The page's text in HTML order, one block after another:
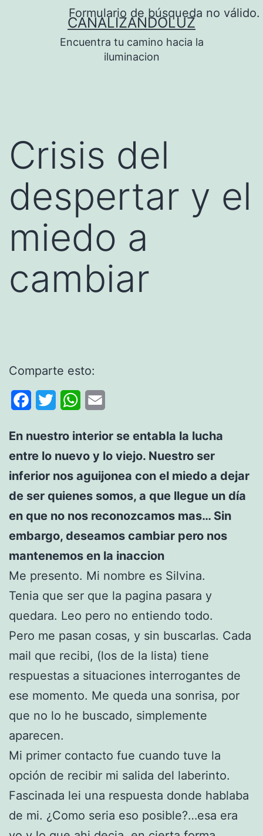
Formulario de búsqueda no válido.
CANALIZANDOLUZ
Encuentra tu camino hacia la
iluminacion
Crisis del
despertar y el
miedo a
cambiar
Comparte esto:
Facebook
Twitter WhatsApp
En nuestro interior se entabla la lucha
entre lo nuevo y lo viejo. Nuestro ser
inferior nos aguijonea con el miedo a dejar
de ser quienes somos, a que llegue un día
en que no nos reconozcamos mas… Sin
embargo, deseamos cambiar pero nos
mantenemos en la inaccion
Me presento. Mi nombre es Silvina.
Tenia que ser que la pagina pasara y
quedara. Leo pero no entiendo todo.
Pero me pasan cosas, y sin buscarlas. Cada
mail que recibi, (los de la lista) tiene
respuestas a situaciones interrogantes de
ese momento. Me queda una sonrisa, por
que no lo he buscado, simplemente
aparecen.
Mi primer contacto fue cuando tuve la
opción de recibir mi salida del laberinto.
Fascinada lei una respuesta donde hablaba
de mi. ¿Como seria eso posible?…esa era